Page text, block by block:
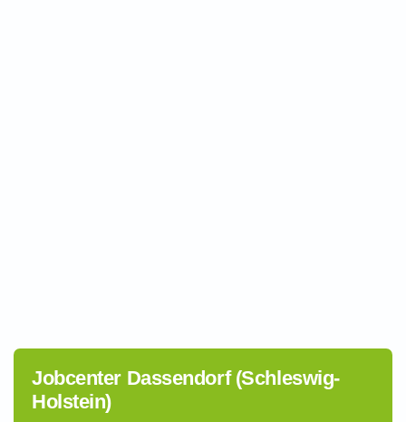
Jobcenter Dassendorf (Schleswig-
Holstein)